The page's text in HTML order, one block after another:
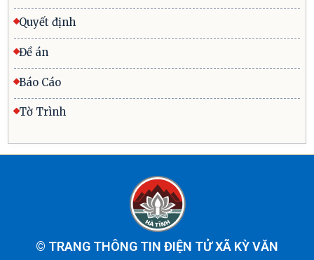
Quyết định
Đề án
Báo Cáo
Tờ Trình
© TRANG THÔNG TIN ĐIỆN TỬ XÃ KỲ VĂN